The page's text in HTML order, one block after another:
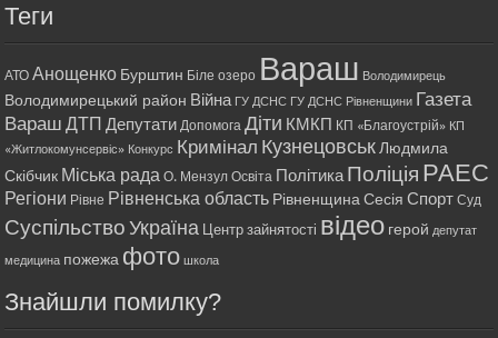
Теги
АТО Анощенко Бурштин Біле озеро Вараш Володимирець
Володимирецький район Війна ГУ ДСНС ГУ ДСНС Рівненщини Газета
Вараш ДТП Депутати Допомога Діти КМКП КП «Благоустрій» КП
«Житлокомунсервіс» Конкурс Кримінал Кузнецовськ Людмила
Скібчик Міська рада О. Мензул Освіта ПолітикаПоліція РАЕС
Регіони Рівне Рівненська область Рівненщина Сесія Спорт Суд
Суспільство Україна Центр зайнятості відео герой депутат
медицина пожежа фото школа
Знайшли помилку?